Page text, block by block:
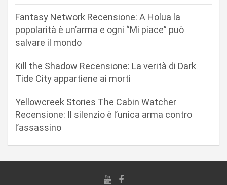
Fantasy Network Recensione: A Holua la
popolarità è un’arma e ogni “Mi piace” può
salvare il mondo
Kill the Shadow Recensione: La verità di Dark
Tide City appartiene ai morti
Yellowcreek Stories The Cabin Watcher
Recensione: Il silenzio è l’unica arma contro
l’assassino